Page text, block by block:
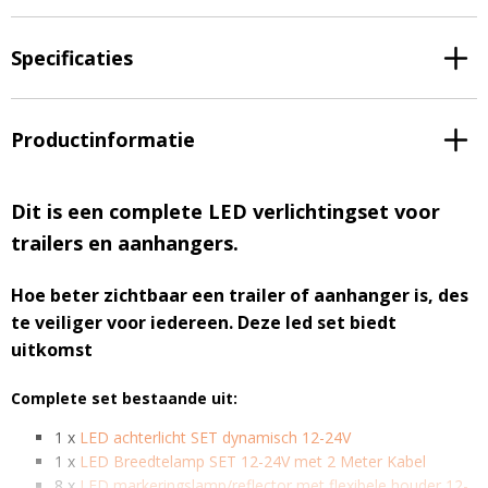
Specificaties
Productinformatie
Dit is een complete LED verlichtingset voor
trailers en aanhangers.
Hoe beter zichtbaar een trailer of aanhanger is, des
te veiliger voor iedereen. Deze led set biedt
uitkomst
Complete set bestaande uit:
1 x LED achterlicht SET dynamisch 12-24V
1 x LED Breedtelamp SET 12-24V met 2 Meter Kabel